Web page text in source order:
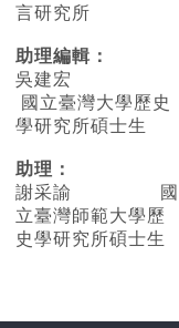
言研究所
助理編輯：
吳建宏
國立臺灣大學歷史
學研究所碩士生
助理：
謝采諭
國
立臺灣師範大學歷
史學研究所碩士生